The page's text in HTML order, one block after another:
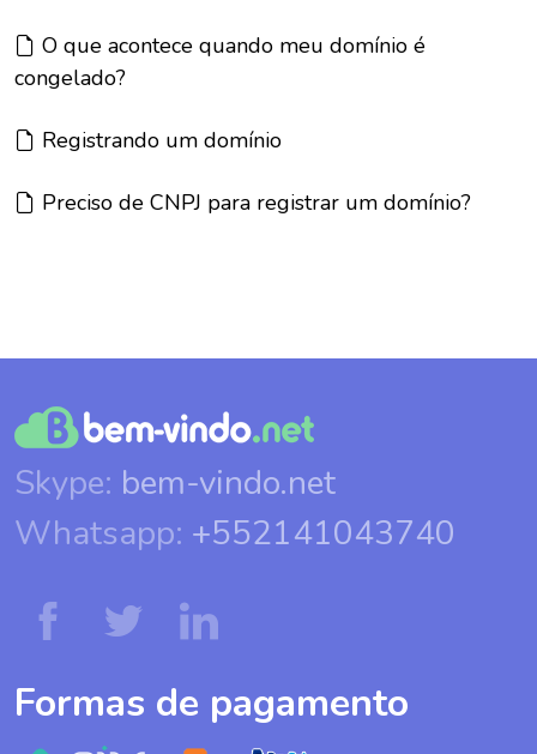
Artigo:
O que acontece quando meu domínio é
congelado?
Artigo:
Registrando um domínio
Artigo:
Preciso de CNPJ para registrar um domínio?
Skype: bem-vindo.net
Whatsapp: +552141043740
Formas de pagamento